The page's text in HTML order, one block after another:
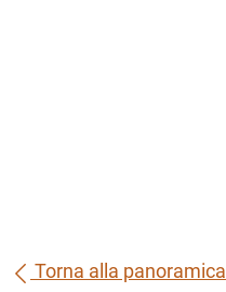
Torna alla panoramica